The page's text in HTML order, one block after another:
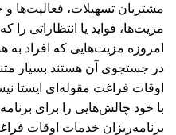
مشتریان تسهیلات، فعالیت‌ها و
مزیت‌ها، فواید یا انتظاراتی را
امروزه مزیت‌هایی که افراد
در جستجوی آن هستند بسیار
اوقات فراغت مقوله‌ای ایستا
با خود چالش‌هایی را برای
برنامه‌ریزان خدمات اوقات